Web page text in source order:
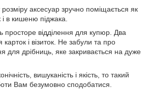
аксесуар зручно поміщається як
і в кишеню піджака.
просторе відділення для купюр. Два
карток і візиток. Не забули та про
для дрібниць, яке закривається на дуже
вишуканість і якість, то такий
Вам безумовно сподобатися.